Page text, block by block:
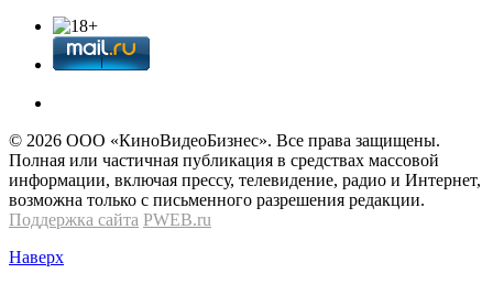
© 2026 OOО «КиноВидеоБизнес». Все права защищены.
Полная или частичная публикация в средствах массовой
информации, включая прессу, телевидение, радио и Интернет,
возможна только с письменного разрешения редакции.
Поддержка сайта PWEB.ru
Наверх